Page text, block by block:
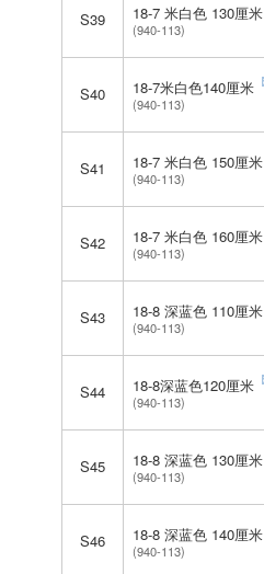
S39 18-7 米白色 130厘米
(940-113)
S40 18-7米白色140厘米
(940-113)
S41 18-7 米白色 150厘米
(940-113)
S42 18-7 米白色 160厘米
(940-113)
S43 18-8 深蓝色 110厘米
(940-113)
S44 18-8深蓝色120厘米
(940-113)
S45 18-8 深蓝色 130厘米
(940-113)
S46 18-8 深蓝色 140厘米
(940-113)